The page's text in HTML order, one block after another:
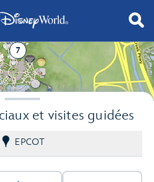
et visites guidées
EPCOT
7